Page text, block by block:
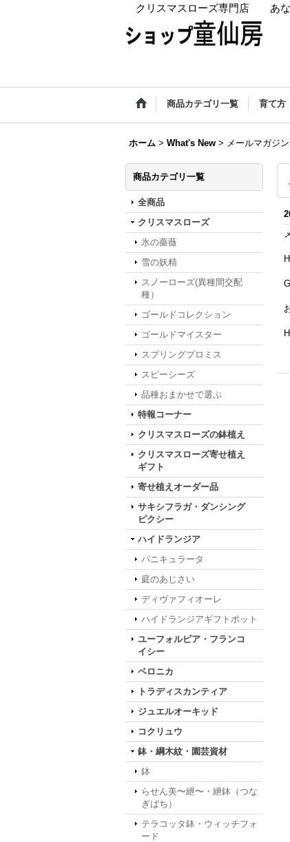
クリスマスローズ専門店 あな
商品カテゴリ一覧 育て方
ホーム > What's New > メールマガジ
商品カテゴリ一覧
全商品
クリスマスローズ
氷の薔薇
雪の妖精
スノーローズ(異種間交配
種）
ゴールドコレクション
ゴールドマイスター
スプリングプロミス
スピーシーズ
品種おまかせで選ぶ
特報コーナー
クリスマスローズの鉢植え
クリスマスローズ寄せ植え
ギフト
寄せ植えオーダー品
サキシフラガ・ダンシング
ピクシー
ハイドランジア
パニキュラータ
庭のあじさい
ディヴァフィオーレ
ハイドランジアギフトポット
ユーフォルビア・フランコ
イシー
ベロニカ
トラディスカンティア
ジュエルオーキッド
コクリュウ
鉢・綱木紋・園芸資材
鉢
らせん美〜紲〜・紲鉢（つな
ぎばち）
テラコッタ鉢・ウィッチフォ
ード